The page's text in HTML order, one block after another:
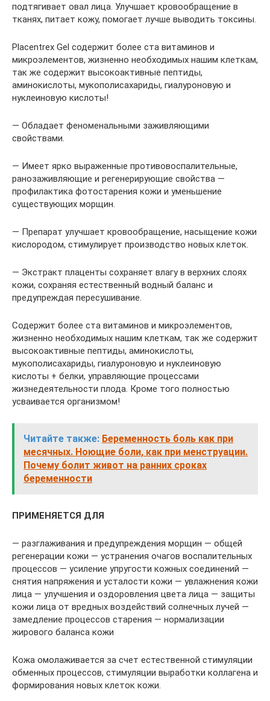
подтягивает овал лица. Улучшает кровообращение в
тканях, питает кожу, помогает лучше выводить токсины.
Placentrex Gel содержит более ста витаминов и
микроэлементов, жизненно необходимых нашим клеткам,
так же содержит высокоактивные пептиды,
аминокислоты, мукополисахариды, гиалуроновую и
нуклеиновую кислоты!
— Обладает феноменальными заживляющими
свойствами.
— Имеет ярко выраженные противовоспалительные,
ранозаживляющие и регенерирующие свойства —
профилактика фотостарения кожи и уменьшение
существующих морщин.
— Препарат улучшает кровообращение, насыщение кожи
кислородом, стимулирует производство новых клеток.
— Экстракт плаценты сохраняет влагу в верхних слоях
кожи, сохраняя естественный водный баланс и
предупреждая пересушивание.
Содержит более ста витаминов и микроэлементов,
жизненно необходимых нашим клеткам, так же содержит
высокоактивные пептиды, аминокислоты,
мукополисахариды, гиалуроновую и нуклеиновую
кислоты + белки, управляющие процессами
жизнедеятельности плода. Кроме того полностью
усваивается организмом!
Читайте также: Беременность боль как при
месячных. Ноющие боли, как при менструации.
Почему болит живот на ранних сроках
беременности
ПРИМЕНЯЕТСЯ ДЛЯ
— разглаживания и предупреждения морщин — общей
регенерации кожи — устранения очагов воспалительных
процессов — усиление упругости кожных соединений —
снятия напряжения и усталости кожи — увлажнения кожи
лица — улучшения и оздоровления цвета лица — защиты
кожи лица от вредных воздействий солнечных лучей —
замедление процессов старения — нормализации
жирового баланса кожи
Кожа омолаживается за счет естественной стимуляции
обменных процессов, стимуляции выработки коллагена и
формирования новых клеток кожи.